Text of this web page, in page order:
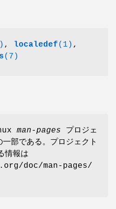
, localedef(1) ,
(7)
man-pages プロジェ
部である。プロジェクト
情報は
doc/man-pages/